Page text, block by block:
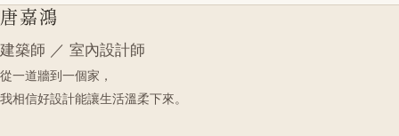
唐嘉鴻
建築師 ／ 室內設計師
從一道牆到一個家，
我相信好設計能讓生活溫柔下來。